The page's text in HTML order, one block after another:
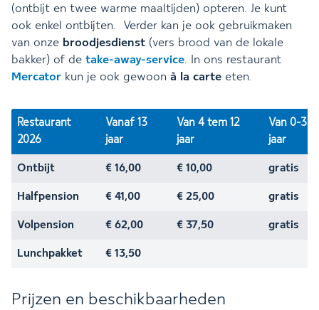
(ontbijt en twee warme maaltijden) opteren. Je kunt
ook enkel ontbijten. Verder kan je ook gebruikmaken
van onze broodjesdienst (vers brood van de lokale
bakker) of de take-away-service. In ons restaurant
Mercator kun je ook gewoon à la carte eten.
Restaurant
2026
Vanaf 13
jaar
Van 4 tem 12
jaar
Van 0-3
jaar
Ontbijt € 16,00 € 10,00 gratis
Halfpension € 41,00 € 25,00 gratis
Volpension € 62,00 € 37,50 gratis
Lunchpakket € 13,50
Prijzen en beschikbaarheden